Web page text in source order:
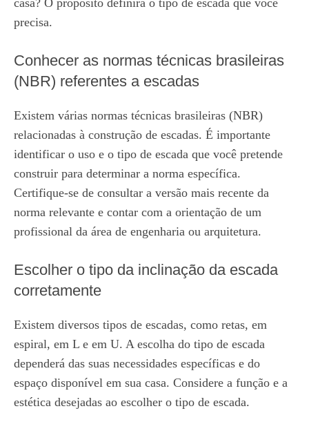
casa? O propósito definirá o tipo de escada que você
precisa.
Conhecer as normas técnicas brasileiras
(NBR) referentes a escadas
Existem várias normas técnicas brasileiras (NBR)
relacionadas à construção de escadas. É importante
identificar o uso e o tipo de escada que você pretende
construir para determinar a norma específica.
Certifique-se de consultar a versão mais recente da
norma relevante e contar com a orientação de um
profissional da área de engenharia ou arquitetura.
Escolher o tipo da inclinação da escada
corretamente
Existem diversos tipos de escadas, como retas, em
espiral, em L e em U. A escolha do tipo de escada
dependerá das suas necessidades específicas e do
espaço disponível em sua casa. Considere a função e a
estética desejadas ao escolher o tipo de escada.